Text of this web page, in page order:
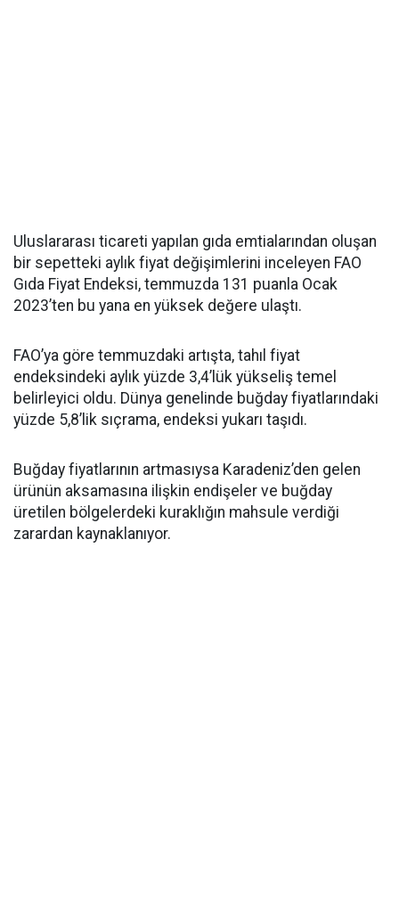
Uluslararası ticareti yapılan gıda emtialarından oluşan
bir sepetteki aylık fiyat değişimlerini inceleyen FAO
Gıda Fiyat Endeksi, temmuzda 131 puanla Ocak
2023’ten bu yana en yüksek değere ulaştı.
FAO’ya göre temmuzdaki artışta, tahıl fiyat
endeksindeki aylık yüzde 3,4’lük yükseliş temel
belirleyici oldu. Dünya genelinde buğday fiyatlarındaki
yüzde 5,8’lik sıçrama, endeksi yukarı taşıdı.
Buğday fiyatlarının artmasıysa Karadeniz’den gelen
ürünün aksamasına ilişkin endişeler ve buğday
üretilen bölgelerdeki kuraklığın mahsule verdiği
zarardan kaynaklanıyor.